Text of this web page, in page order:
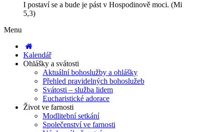
I postaví se a bude je pást v Hospodinově moci. (Mi
5,3)
Menu
Kalendář
Ohlášky a svátosti
Aktuální bohoslužby a ohlášky
Přehled pravidelných bohoslužeb
Svátosti – služba lidem
Eucharistické adorace
Život ve farnosti
Modlitební setkání
Společenství ve farnosti